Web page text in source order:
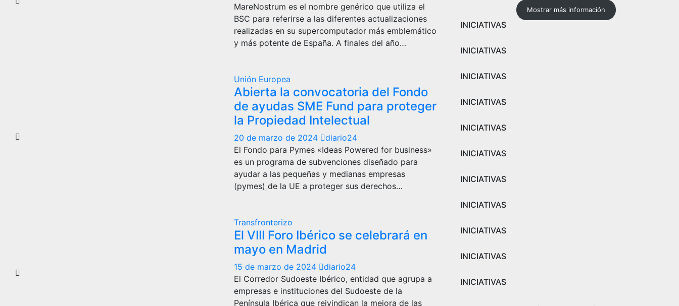
MareNostrum es el nombre genérico que utiliza el
BSC para referirse a las diferentes actualizaciones
realizadas en su supercomputador más emblemático
y más potente de España. A finales del año…
Unión Europea
Abierta la convocatoria del Fondo
de ayudas SME Fund para proteger
la Propiedad Intelectual
20 de marzo de 2024
diario24
El Fondo para Pymes «Ideas Powered for business»
es un programa de subvenciones diseñado para
ayudar a las pequeñas y medianas empresas
(pymes) de la UE a proteger sus derechos…
Transfronterizo
El VIII Foro Ibérico se celebrará en
mayo en Madrid
15 de marzo de 2024
diario24
El Corredor Sudoeste Ibérico, entidad que agrupa a
empresas e instituciones del Sudoeste de la
Península Ibérica que reivindican la mejora de las
Mostrar más información
INICIATIVAS
INICIATIVAS
INICIATIVAS
INICIATIVAS
INICIATIVAS
INICIATIVAS
INICIATIVAS
INICIATIVAS
INICIATIVAS
INICIATIVAS
INICIATIVAS